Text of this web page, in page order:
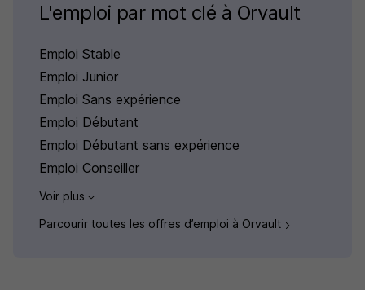
L'emploi par mot clé à Orvault
Emploi Stable
Emploi Junior
Emploi Sans expérience
Emploi Débutant
Emploi Débutant sans expérience
Emploi Conseiller
Voir plus
Parcourir toutes les offres d’emploi à Orvault